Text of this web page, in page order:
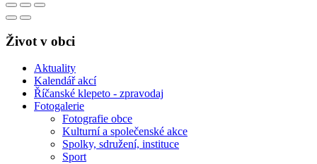
Život v obci
Aktuality
Kalendář akcí
Říčanské klepeto - zpravodaj
Fotogalerie
Fotografie obce
Kulturní a společenské akce
Spolky, sdružení, instituce
Sport